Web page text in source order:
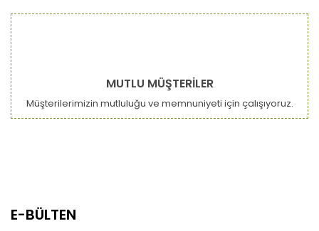
MUTLU MÜŞTERİLER
Müşterilerimizin mutluluğu ve memnuniyeti için çalışıyoruz.
E-BÜLTEN